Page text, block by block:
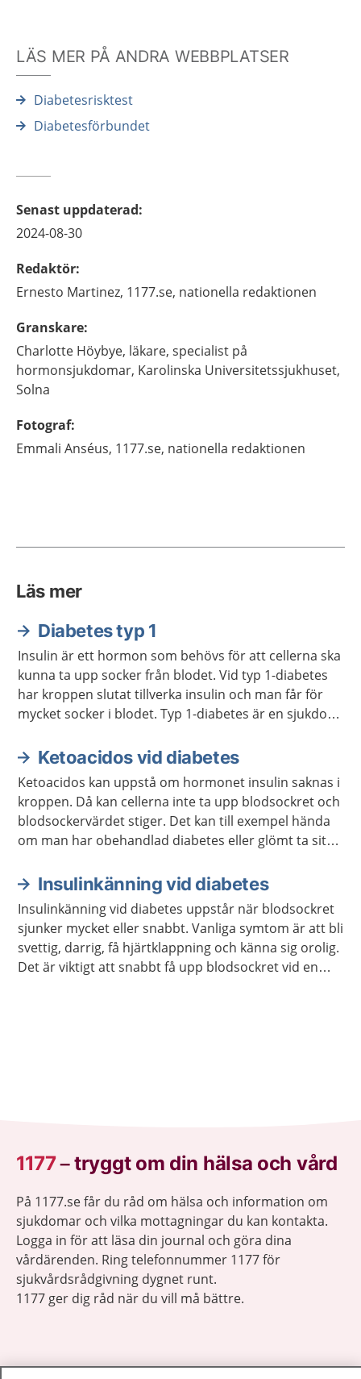
LÄS MER PÅ ANDRA WEBBPLATSER
Diabetesrisktest
Diabetesförbundet
Senast uppdaterad:
2024-08-30
Redaktör:
Ernesto Martinez, 1177.se, nationella redaktionen
Granskare:
Charlotte Höybye, läkare, specialist på
hormonsjukdomar, Karolinska Universitetssjukhuset,
Solna
Fotograf:
Emmali Anséus, 1177.se, nationella redaktionen
Läs mer
Diabetes typ 1
Insulin är ett hormon som behövs för att cellerna ska
kunna ta upp socker från blodet. Vid typ 1-diabetes
har kroppen slutat tillverka insulin och man får för
mycket socker i blodet. Typ 1-diabetes är en sjukdom
insulin och kontrollera blodsockret regelbundet.
Ketoacidos vid diabetes
Ketoacidos kan uppstå om hormonet insulin saknas i
kroppen. Då kan cellerna inte ta upp blodsockret och
blodsockervärdet stiger. Det kan till exempel hända
om man har obehandlad diabetes eller glömt ta sitt
Insulinkänning vid diabetes
Insulinkänning vid diabetes uppstår när blodsockret
sjunker mycket eller snabbt. Vanliga symtom är att bli
svettig, darrig, få hjärtklappning och känna sig orolig.
Det är viktigt att snabbt få upp blodsockret vid en
1177–tryggt om din hälsa och vård
På 1177.se får du råd om hälsa och information om
sjukdomar och vilka mottagningar du kan kontakta.
Logga in för att läsa din journal och göra dina
vårdärenden. Ring telefonnummer 1177 för
sjukvårdsrådgivning dygnet runt.
1177 ger dig råd när du vill må bättre.